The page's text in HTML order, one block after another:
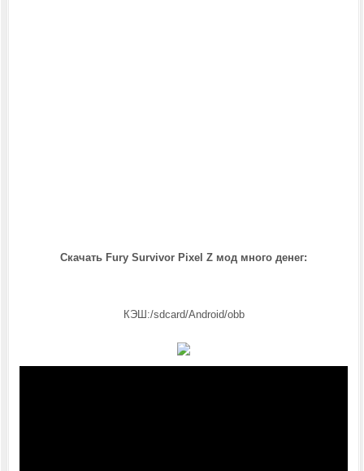
Скачать Fury Survivor Pixel Z мод много денег:
КЭШ:/sdcard/Android/obb